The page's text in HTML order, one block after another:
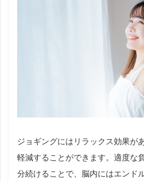
ジョギングにはリラックス効果が
軽減することができます。適度な
分続けることで、脳内にはエンド